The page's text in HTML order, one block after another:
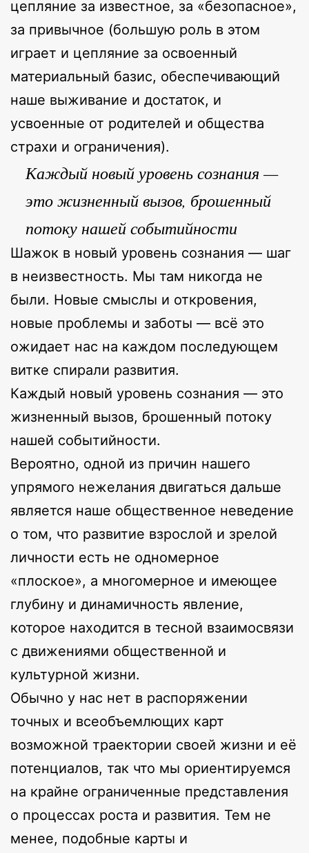
цепляние за известное, за «безопасное»,
за привычное (большую роль в этом
играет и цепляние за освоенный
материальный базис, обеспечивающий
наше выживание и достаток, и
усвоенные от родителей и общества
страхи и ограничения).
Каждый новый уровень сознания —
это жизненный вызов, брошенный
потоку нашей событийности
Шажок в новый уровень сознания — шаг
в неизвестность. Мы там никогда не
были. Новые смыслы и откровения,
новые проблемы и заботы — всё это
ожидает нас на каждом последующем
витке спирали развития.
Каждый новый уровень сознания — это
жизненный вызов, брошенный потоку
нашей событийности.
Вероятно, одной из причин нашего
упрямого нежелания двигаться дальше
является наше общественное неведение
о том, что развитие взрослой и зрелой
личности есть не одномерное
«плоское», а многомерное и имеющее
глубину и динамичность явление,
которое находится в тесной взаимосвязи
с движениями общественной и
культурной жизни.
Обычно у нас нет в распоряжении
точных и всеобъемлющих карт
возможной траектории своей жизни и её
потенциалов, так что мы ориентируемся
на крайне ограниченные представления
о процессах роста и развития. Тем не
менее, подобные карты и